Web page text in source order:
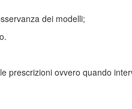
dei modelli;
ovvero quando